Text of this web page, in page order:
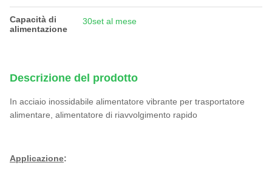
Capacità di
alimentazione
30set al mese
Descrizione del prodotto
In acciaio inossidabile alimentatore vibrante per trasportatore
alimentare, alimentatore di riavvolgimento rapido
Applicazione: